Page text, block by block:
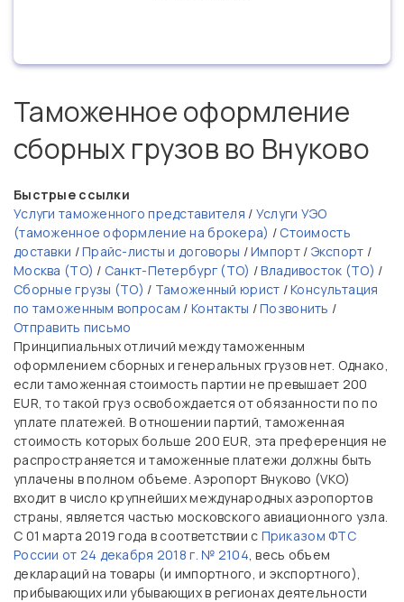
Таможенное оформление
сборных грузов во Внуково
Быстрые ссылки
Услуги таможенного представителя / Услуги УЭО
(таможенное оформление на брокера) / Стоимость
доставки /Прайс-листы и договоры /Импорт/ Экспорт /
Москва (ТО) / Санкт-Петербург (ТО) /Владивосток (ТО) /
Сборные грузы (ТО) / Таможенный юрист /Консультация
по таможенным вопросам /Контакты /Позвонить /
Отправить письмо
Принципиальных отличий между таможенным
оформлением сборных и генеральных грузов нет. Однако,
если таможенная стоимость партии не превышает 200
EUR, то такой груз освобождается от обязанности по по
уплате платежей. В отношении партий, таможенная
стоимость которых больше 200 EUR, эта преференция не
распространяется и таможенные платежи должны быть
уплачены в полном объеме. Аэропорт Внуково (VKO)
входит в число крупнейших международных аэропортов
страны, является частью московского авиационного узла.
С 01 марта 2019 года в соответствии с Приказом ФТС
России от 24 декабря 2018 г. № 2104, весь объем
деклараций на товары (и импортного, и экспортного),
прибывающих или убывающих в регионах деятельности